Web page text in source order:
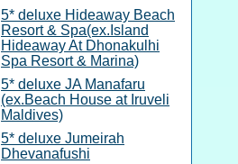
5* deluxe Hideaway Beach
Resort & Spa(ex.Island
Hideaway At Dhonakulhi
Spa Resort & Marina)
5* deluxe JA Manafaru
(ex.Beach House at Iruveli
Maldives)
5* deluxe Jumeirah
Dhevanafushi